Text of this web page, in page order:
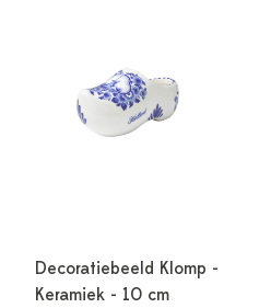
Decoratiebeeld Klomp -
Keramiek - 10 cm